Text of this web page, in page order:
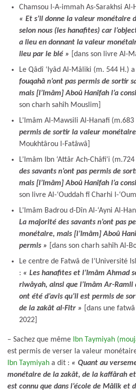
Chamsou l-A-immah As-Sarakhsi
« Et s’il donne la valeur monétaire
selon nous (les hanafites) car
a lieu en donnant la valeur
lieu par le blé »
[dans son livre Al-
Le Qâdî ‘Iyâd Al-Mâliki (m. 544 H.)
fouqahâ n’ont pas permis de sortir
mais [l’Imâm] Aboû Hanîfah l’a
son charh sahîh Mouslim]
L’Imâm Al-Mawsili Al-Hanafi
permis de sortir la valeur
Moukhtârou l-Fatâwâ]
L’Imâm Ibn ‘Attâr Ach-Châfi’i
des savants n’ont pas permis de
mais [l’Imâm] Aboû Hanîfah l’a
son livre Al-‘Ouddah fî Charhi l-
L’Imâm Badrou d-Dîn Al-‘Ayni Al-
La majorité des savants n’ont pas
monétaire, mais [l’Imâm] Aboû
permis »
[dans son charh sahîh Al-
Le centre de Fatwâ de l’Université
: « Les hanafites et l’Imâm Ahmad
riwâyah, ainsi que l’Imâm Ar-Ramli
ont été d’avis qu’il est permis de
de la zakât al-Fitr »
[dans une
2022]
– Sachez que même Ibn Taymiyah
est permis de verser la valeur
Ibn Taymiyah a dit : « Quant au
monétaire de la zakât, de la kaffârah
est connu que dans l’école de Mâlik et